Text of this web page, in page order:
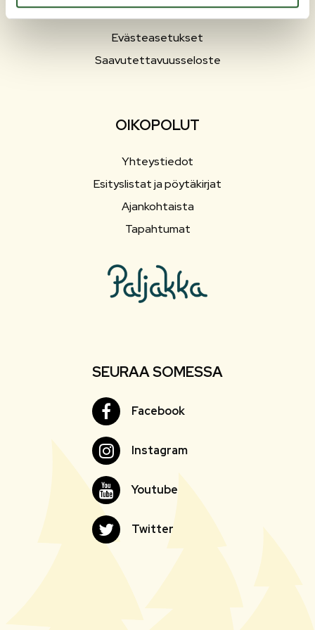
Hallinto
Evästeasetukset
Saavutettavuusseloste
OIKOPOLUT
Yhteystiedot
Esityslistat ja pöytäkirjat
Ajankohtaista
Tapahtumat
SEURAA SOMESSA
FacebookFacebook
InstagramInstagram
YoutubeYoutube
Twitter Twitter